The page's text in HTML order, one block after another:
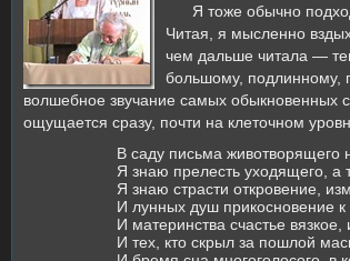
Я тоже обычно
Читая, я мысленно
чем дальше читала —
большому, подлинному,
волшебное звучание самых обыкновенных
ощущается сразу, почти на клеточном
В саду письма животворящего
Я знаю прелесть уходящего, а
Я знаю страсти откровение,
И лунных душ прикосновение к
И материнства счастье
И тех, кто скрыл за пошлой